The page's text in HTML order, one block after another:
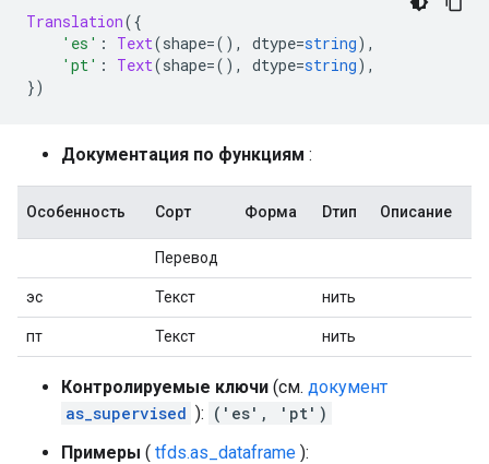
Translation({
'es' : Text(shape=(), dtype=string),
'pt' : Text(shape=(), dtype=string),
})
Документация по функциям :
Особенность Сорт Форма Dтип Описание
Перевод
эс Текст нить
пт Текст нить
Контролируемые ключи (см. документ
as_supervised ): ('es', 'pt')
Примеры ( tfds.as_dataframe ):